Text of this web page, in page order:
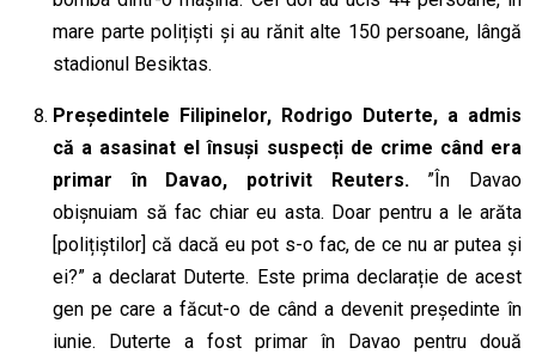
mare parte polițiști și au rănit alte 150 persoane, lângă
stadionul Besiktas.
Președintele Filipinelor, Rodrigo Duterte, a admis
că a asasinat el însuși suspecți de crime când era
primar în Davao, potrivit Reuters. ”În Davao
obișnuiam să fac chiar eu asta. Doar pentru a le arăta
[polițiștilor] că dacă eu pot s-o fac, de ce nu ar putea și
ei?” a declarat Duterte. Este prima declarație de acest
gen pe care a făcut-o de când a devenit președinte în
iunie. Duterte a fost primar în Davao pentru două